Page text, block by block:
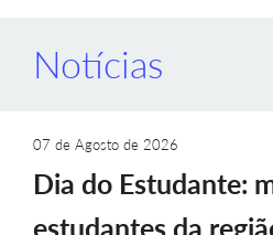
Notícias
07 de Agosto de 2026
Dia do Estudante:
estudantes da